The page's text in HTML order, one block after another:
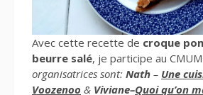
Avec cette recette de croque
beurre salé, je participe au
organisatrices sont: Nath – Une
Voozenoo & Viviane–Quoi qu’on